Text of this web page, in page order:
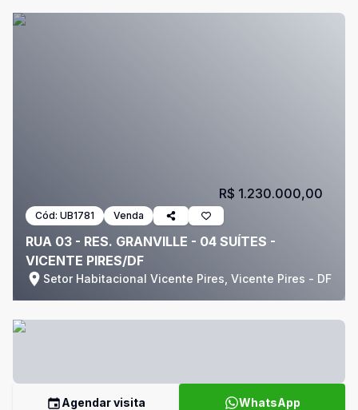
Cód: UB1781 Venda
RUA 03 - RES. GRANVILLE - 04 SUÍTES -
VICENTE PIRES/DF
Setor Habitacional Vicente Pires, Vicente Pires - DF
R$ 1.230.000,00
Agendar visita WhatsApp